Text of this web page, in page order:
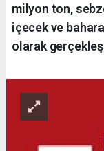
milyon ton,
içecek ve
olarak